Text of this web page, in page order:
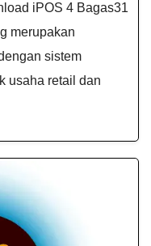
iPOS 4 Bagas31
merupakan
sistem
usaha retail dan